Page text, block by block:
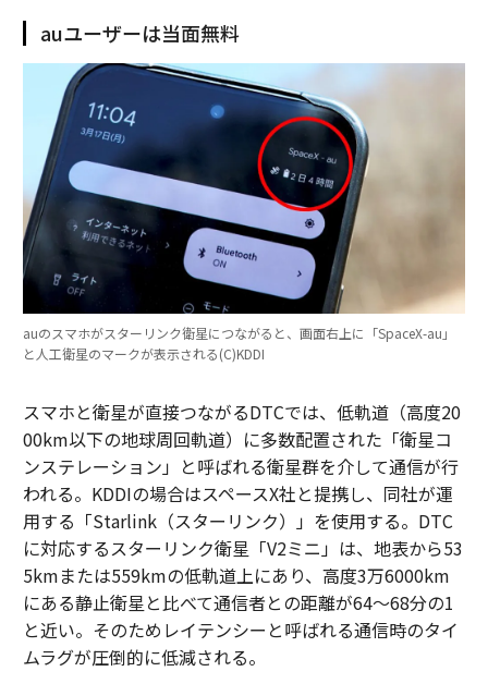
auユーザーは当面無料
auのスマホがスターリンク衛星につながると、画面右上に「SpaceX-au」
と人工衛星のマークが表示される(C)KDDI
スマホと衛星が直接つながるDTCでは、低軌道（高度20
00km以下の地球周回軌道）に多数配置された「衛星コ
ンステレーション」と呼ばれる衛星群を介して通信が行
われる。KDDIの場合はスペースX社と提携し、同社が運
用する「Starlink（スターリンク）」を使用する。DTC
に対応するスターリンク衛星「V2ミニ」は、地表から53
5kmまたは559kmの低軌道上にあり、高度3万6000km
にある静止衛星と比べて通信者との距離が64～68分の1
と近い。そのためレイテンシーと呼ばれる通信時のタイ
ムラグが圧倒的に低減される。